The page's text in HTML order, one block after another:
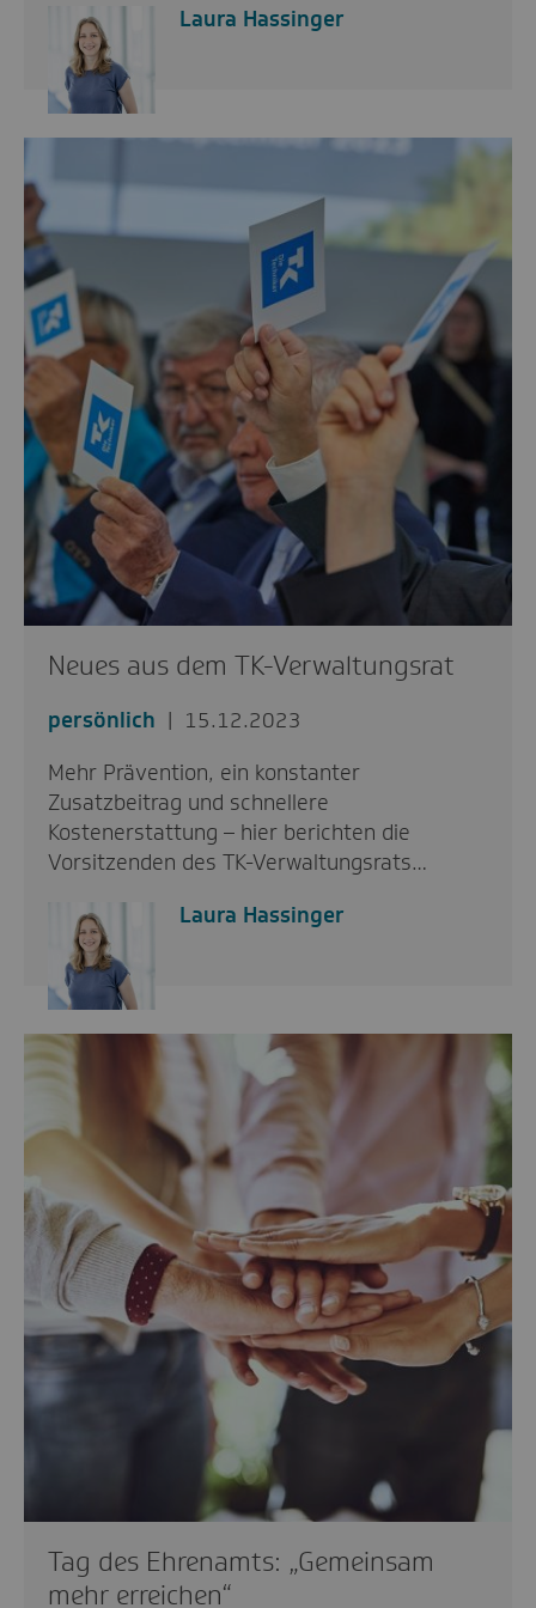
Laura Hassinger
Neues aus dem TK-Verwaltungsrat
persönlich
15.12.2023
Mehr Prävention, ein konstanter
Zusatzbeitrag und schnellere
Kostenerstattung – hier berichten die
Vorsitzenden des TK-Verwaltungsrats…
Laura Hassinger
Tag des Ehrenamts: „Gemeinsam
mehr erreichen“